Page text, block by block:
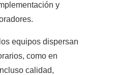
y
equipos dispersan
como en
calidad,